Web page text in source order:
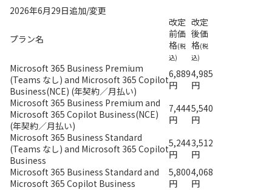
2026年6月29日追加/変更
プラン名
改定
前価
格(税
込)
改定
後価
格(税
込)
Microsoft 365 Business Premium
(Teams なし) and Microsoft 365 Copilot
Business(NCE) (年契約／月払い)
6,889
円
4,985
円
Microsoft 365 Business Premium and
Microsoft 365 Copilot Business(NCE)
(年契約／月払い)
7,444
円
5,540
円
Microsoft 365 Business Standard
(Teams なし) and Microsoft 365 Copilot
Business
5,244
円
3,512
円
Microsoft 365 Business Standard and
Microsoft 365 Copilot Business
5,800
円
4,068
円